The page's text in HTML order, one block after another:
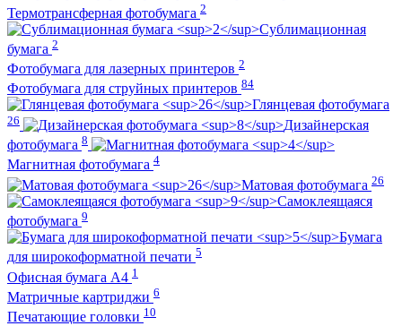
Термотрансферная фотобумага 2
Сублимационная
бумага 2
Фотобумага для лазерных принтеров 2
Фотобумага для струйных принтеров 84
Глянцевая фотобумага
26
Дизайнерская
фотобумага 8
Магнитная фотобумага 4
Матовая фотобумага 26
Самоклеящаяся
фотобумага 9
Бумага
для широкоформатной печати 5
Офисная бумага А4 1
Матричные картриджи 6
Печатающие головки 10